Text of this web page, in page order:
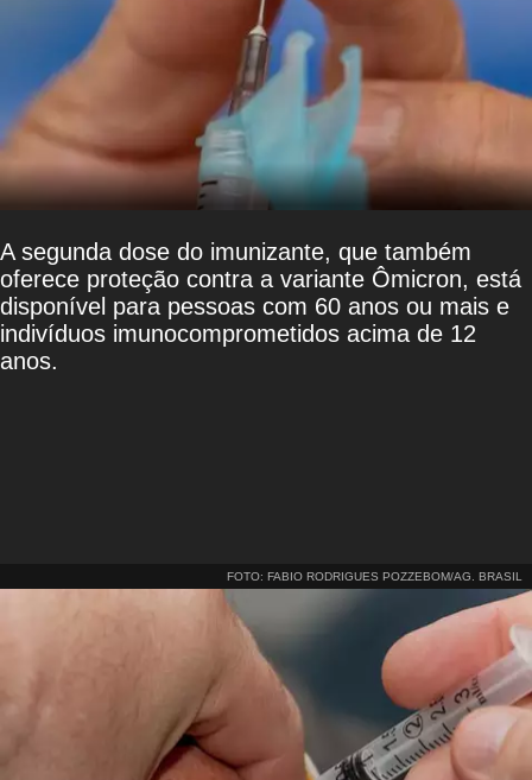
A segunda dose do imunizante, que também
oferece proteção contra a variante Ômicron, está
disponível para pessoas com 60 anos ou mais e
indivíduos imunocomprometidos acima de 12
anos.
FOTO: FABIO RODRIGUES POZZEBOM/AG. BRASIL